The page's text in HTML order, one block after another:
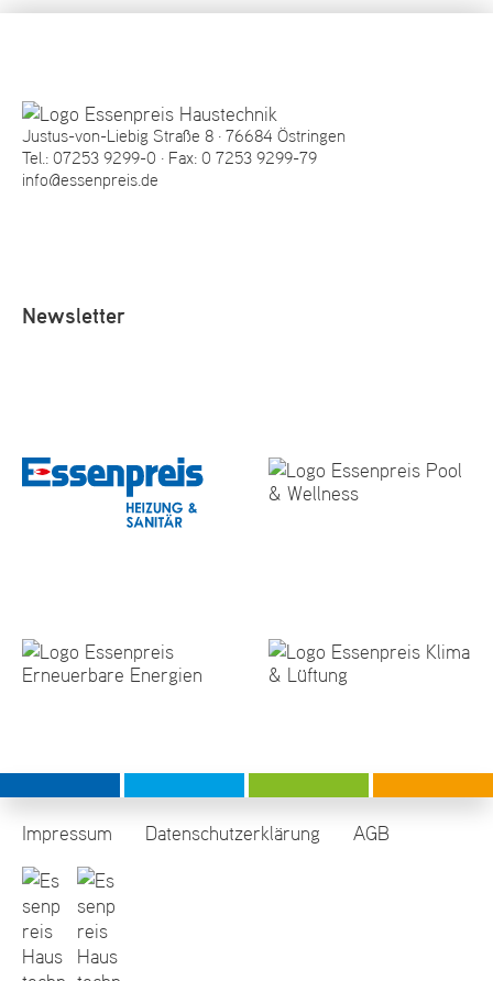
Justus-von-Liebig Straße 8 · 76684 Östringen
Tel.: 07253 9299-0 · Fax: 0 7253 9299-79
info@essenpreis.de
Newsletter
Impressum Datenschutzerklärung AGB